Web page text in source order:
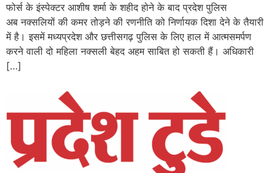
फोर्स के इंस्पेक्टर आशीष शर्मा के शहीद होने के बाद प्रदेश पुलिस
अब नक्सलियों की कमर तोड़ने की रणनीति को निर्णायक दिशा देने के तैयारी
में है। इसमें मध्यप्रदेश और छत्तीसगढ़ पुलिस के लिए हाल में आत्मसमर्पण
करने वाली दो महिला नक्सली बेहद अहम साबित हो सकती हैं। अधिकारी
[…]